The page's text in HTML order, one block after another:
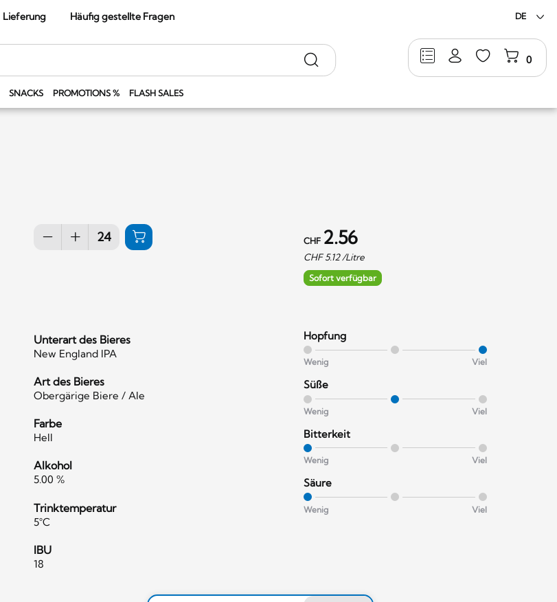
Lieferung Häufig gestellte Fragen DE
SNACKS PROMOTIONS % FLASH SALES
0
Suche
CHF 2.56
CHF5.12/Litre
Sofort verfügbar
Unterart des Bieres
New England IPA
Art des Bieres
Obergärige Biere / Ale
Farbe
Hell
Alkohol
5.00 %
Trinktemperatur
5°C
IBU
18
Hopfung
Wenig Viel
Süße
Wenig Viel
Bitterkeit
Wenig Viel
Säure
Wenig Viel